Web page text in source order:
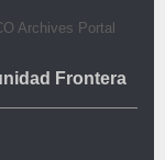
Frontera